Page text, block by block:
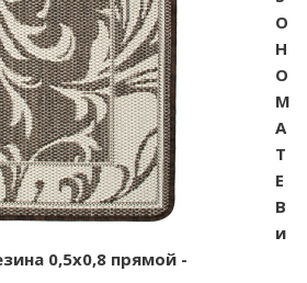
O
H
O
M
A
T
E
В
и
0,5х0,8 прямой -